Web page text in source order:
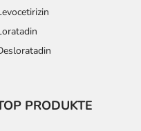
PRODUKTE